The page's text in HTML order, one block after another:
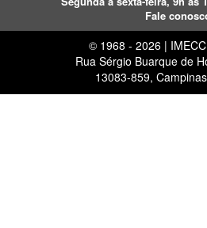
Fale
© 1968 - 2026 |
Rua Sérgio Buarque de
13083-859,